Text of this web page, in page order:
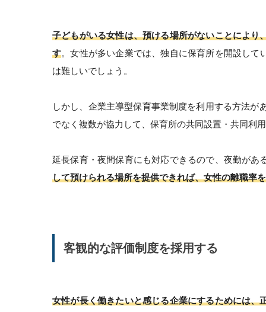
子どもがいる女性は、預ける場所がないことによ
す。女性が多い企業では、独自に保育所を開設し
は難しいでしょう。
しかし、企業主導型保育事業制度を利用する方法
でなく複数が協力して、保育所の共同設置・共同利
延長保育・夜間保育にも対応できるので、夜勤があ
して預けられる場所を提供できれば、女性の離職率
客観的な評価制度を採用する
女性が長く働きたいと感じる企業にするためには、